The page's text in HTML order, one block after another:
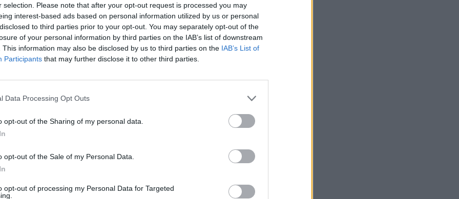
selection. Please note that after your opt-out request is processed you may
interest-based ads based on personal information utilized by us or personal
to third parties prior to your opt-out. You may separately opt-out of the
of your personal information by third parties on the IAB’s list of downstream
This information may also be disclosed by us to third parties on the IAB’s List of
Participants that may further disclose it to other third parties.
Data Processing Opt Outs
opt-out of the Sharing of my personal data.
opt-out of the Sale of my Personal Data.
opt-out of processing my Personal Data for Targeted
linkęs
virš 3
eurų –
už reikalavimų mokėjimo paslaugų
vadovams ar kitiems
skiriama 1,8–3,8 tūkst. eurų bauda
pažeidimą).